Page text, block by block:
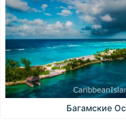
Багамские